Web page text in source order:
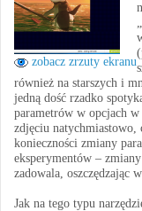
zobacz zrzuty ekranu
również na starszych i
jedną dość rzadko
parametrów w opcjach
zdjęciu natychmiastowo,
konieczności zmiany
eksperymentów –
zadowala, oszczędzając
Jak na tego typu